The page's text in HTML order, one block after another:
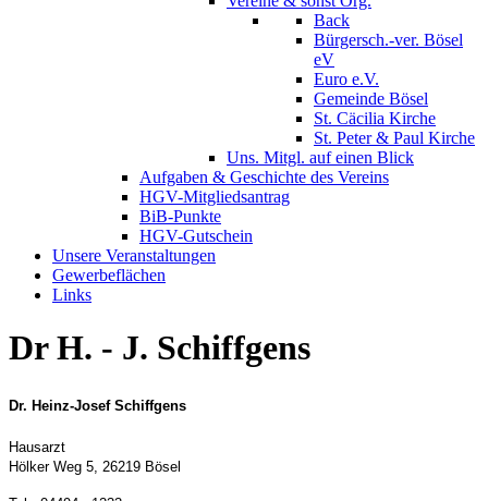
Back
Bürgersch.-ver. Bösel
eV
Euro e.V.
Gemeinde Bösel
St. Cäcilia Kirche
St. Peter & Paul Kirche
Uns. Mitgl. auf einen Blick
Aufgaben & Geschichte des Vereins
HGV-Mitgliedsantrag
BiB-Punkte
HGV-Gutschein
Unsere Veranstaltungen
Gewerbeflächen
Links
Dr H. - J. Schiffgens
Dr. Heinz-Josef Schiffgens
Hausarzt
Hölker Weg 5, 26219 Bösel